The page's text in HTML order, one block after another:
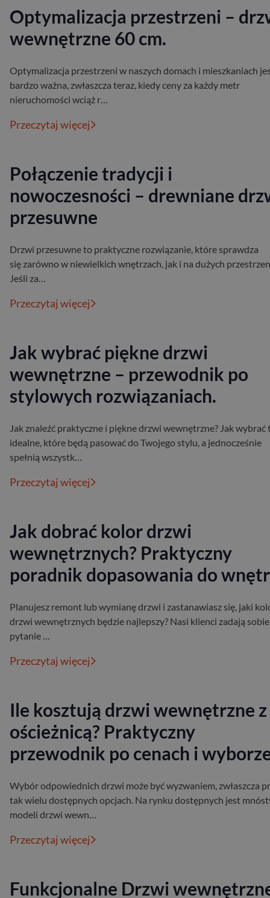
Optymalizacja przestrzeni –
wewnętrzne 60 cm.
Optymalizacja przestrzeni w naszych domach i mieszkaniach
bardzo ważna, zwłaszcza teraz, kiedy ceny za każdy metr
nieruchomości wciąż r…
Przeczytaj więcej
Połączenie tradycji i
nowoczesności – drewniane
przesuwne
Drzwi przesuwne to praktyczne rozwiązanie, które sprawdza
się zarówno w niewielkich wnętrzach, jak i na dużych
Jeśli za…
Przeczytaj więcej
Jak wybrać piękne drzwi
wewnętrzne – przewodnik po
stylowych rozwiązaniach.
Jak znaleźć praktyczne i piękne drzwi wewnętrzne? Jak wybrać
idealne, które będą pasować do Twojego stylu, a jednocześnie
spełnią wszystk…
Przeczytaj więcej
Jak dobrać kolor drzwi
wewnętrznych? Praktyczny
poradnik dopasowania do
Planujesz remont lub wymianę drzwi i zastanawiasz się, jaki
drzwi wewnętrznych będzie najlepszy? Nasi klienci zadają
pytanie …
Przeczytaj więcej
Ile kosztują drzwi wewnętrzne z
ościeżnicą? Praktyczny
przewodnik po cenach i
Wybór odpowiednich drzwi może być wyzwaniem, zwłaszcza
tak wielu dostępnych opcjach. Na rynku dostępnych jest
modeli drzwi wewn…
Przeczytaj więcej
Funkcjonalne Drzwi